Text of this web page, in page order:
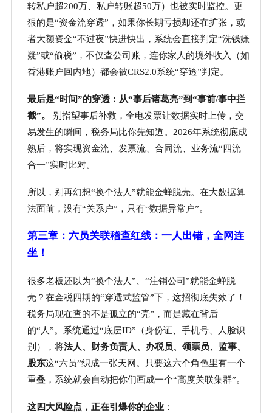
转私户超200万、私户转账超50万）也被实时监控。更
狠的是“资金流穿透”，如果你长期亏损却还在扩张，或
者大额资金“不过夜”快进快出，系统会直接判定“洗钱嫌
疑”或“偷税”，不仅查公司账，连你家人的境外收入（如
香港账户回内地）都会被CRS2.0系统“穿透”判定。
最后是“时间”的穿透：从“事后诸葛亮”到“事前/事中拦
截”。
别指望事后补救，全电发票让数据实时上传，交
易发生的瞬间，税务局比你先知道。 2026年系统彻底成
熟后，将实现资金流、发票流、合同流、业务流“四流
合一”实时比对。
所以，别再幻想“换个法人”就能金蝉脱壳。在大数据算
法面前，没有“关系户”，只有“数据异常户”。
第三章：六员关联稽查红线：一人出错，全网连
坐！
很多老板还以为“换个法人”、“注销公司”就能金蝉脱
壳？在金税四期的“穿透式监管”下，这招彻底失效了！
税务局现在查的不是孤立的“壳”，而是藏在背后
的“人”。系统通过“底层ID”（身份证、手机号、人脸识
别），将法人、财务负责人、办税员、领票员、监事、
股东这“六员”织成一张天网。只要这六个角色里有一个
重叠，系统就会自动把你们画成一个“高度关联集群”。
这四大风险点，正在引爆你的企业：